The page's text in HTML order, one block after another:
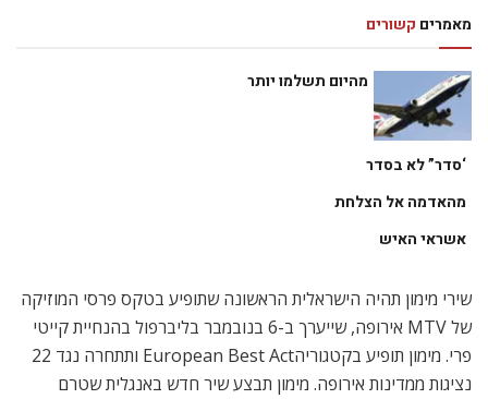
מאמרים קשורים
מהיום תשלמו יותר
‘סדר” לא בסדר
מהאדמה אל הצלחת
אשראי האיש
שירי מימון תהיה הישראלית הראשונה שתופיע בטקס פרסי המוזיקה
של MTV אירופה, שייערך ב-6 בנובמבר בליברפול בהנחיית קייטי
פרי. מימון תופיע בקטגוריהEuropean Best Act ותתחרה נגד 22
נציגות ממדינות אירופה. מימון תבצע שיר חדש באנגלית שטרם